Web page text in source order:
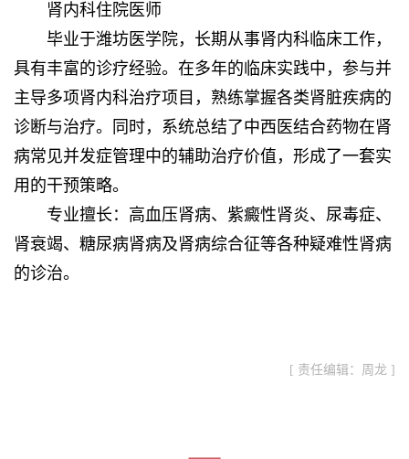
肾内科住院医师
毕业于潍坊医学院，长期从事肾内科临床工作，
具有丰富的诊疗经验。在多年的临床实践中，参与并
主导多项肾内科治疗项目，熟练掌握各类肾脏疾病的
诊断与治疗。同时，系统总结了中西医结合药物在肾
病常见并发症管理中的辅助治疗价值，形成了一套实
用的干预策略。
专业擅长：高血压肾病、紫癜性肾炎、尿毒症、
肾衰竭、糖尿病肾病及肾病综合征等各种疑难性肾病
的诊治。
[ 责任编辑：周龙 ]